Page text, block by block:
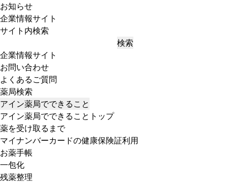
お知らせ
企業情報サイト
サイト内検索
検索
企業情報サイト
お問い合わせ
よくあるご質問
薬局検索
アイン薬局でできること
アイン薬局でできることトップ
薬を受け取るまで
マイナンバーカードの健康保険証利用
お薬手帳
一包化
残薬整理